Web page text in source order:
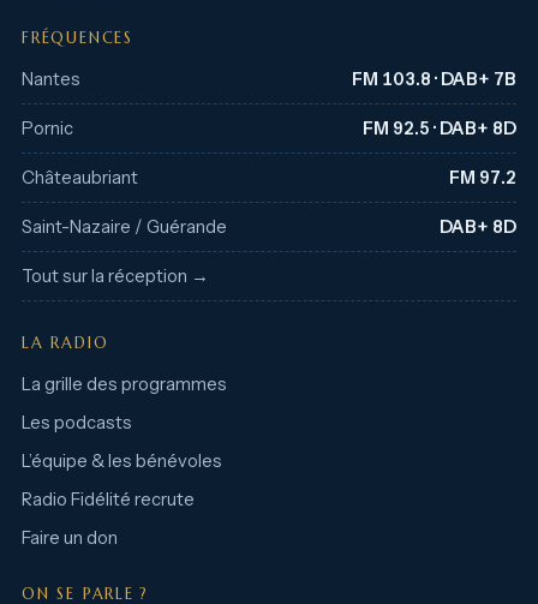
FRÉQUENCES
Nantes FM 103.8 · DAB+ 7B
Pornic FM 92.5 · DAB+ 8D
Châteaubriant FM 97.2
Saint-Nazaire / Guérande DAB+ 8D
Tout sur la réception →
LA RADIO
La grille des programmes
Les podcasts
L’équipe & les bénévoles
Radio Fidélité recrute
Faire un don
ON SE PARLE ?